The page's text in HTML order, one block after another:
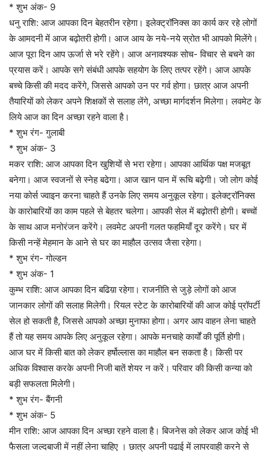
* शुभ अंक- 9
धनु राशि: आज आपका दिन बेहतरीन रहेगा। इलेक्ट्रॉनिक्स का कार्य कर रहे लोगों
के आमदनी में आज बढ़ोतरी होगी। आज आय के नये-नये स्रोत भी आपको मिलेंगे।
आज पूरा दिन आप ऊर्जा से भरे रहेंगे। आज अनावश्यक सोच- विचार से बचने का
प्रयास करें। आपके सगे संबंधी आपके सहयोग के लिए तत्पर रहेंगे। आज आपके
बच्चे किसी की मदद करेंगे, जिससे आपको उन पर गर्व होगा। छात्र आज अपनी
तैयारियों को लेकर अपने शिक्षकों से सलाह लेंगे, अच्छा मार्गदर्शन मिलेगा। लवमेट के
लिये आज का दिन अच्छा रहने वाला है।
* शुभ रंग- गुलाबी
* शुभ अंक- 3
मकर राशि: आज आपका दिन खुशियों से भरा रहेगा। आपका आर्थिक पक्ष मजबूत
बनेगा। आज स्वजनों से स्नेह बढेगा। आज खान पान में रूचि बढ़ेगी। जो लोग कोई
नया कोर्स ज्वाइन करना चाहते हैं उनके लिए समय अनुकूल रहेगा। इलेक्ट्रॉनिक्स
के कारोबारियों का काम पहले से बेहतर चलेगा। आपकी सेल में बढ़ोतरी होगी। बच्चों
के साथ आज मनोरंजन करेंगे। लवमेट अपनी गलत फहमियाँ दूर करेंगे। घर में
किसी नन्हें मेहमान के आने से घर का माहौल उत्सव जैसा रहेगा।
* शुभ रंग- गोल्डन
* शुभ अंक- 1
कुम्भ राशि: आज आपका दिन बढिय़ा रहेगा। राजनीति से जुड़े लोगों को आज
जानकार लोगों की सलाह मिलेगी। रियल स्टेट के कारोबारियों की आज कोई प्रॉपर्टी
सेल हो सकती है, जिससे आपको अच्छा मुनाफा होगा। अगर आप वाहन लेना चाहते
हैं तो यह समय आपके लिए अनुकूल रहेगा। आपके मनचाहे कार्यों की पूर्ति होगी।
आज घर में किसी बात को लेकर हर्षोल्लास का माहौल बन सकता है। किसी पर
अधिक विश्वास करके अपनी निजी बातें शेयर न करें। परिवार की किसी कन्या को
बड़ी सफलता मिलेगी।
* शुभ रंग- बैंगनी
* शुभ अंक- 5
मीन राशि: आज आपका दिन अच्छा रहने वाला है। बिजनेस को लेकर आज कोई भी
फैसला जल्दबाजी में नहीं लेना चाहिए । छात्र अपनी पढाई में लापरवाही करने से